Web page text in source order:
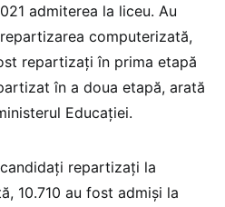
admiterea la liceu. Au
computerizată,
repartizați în prima etapă
în a doua etapă, arată
Educației.
repartizați la
10.710 au fost admiși la